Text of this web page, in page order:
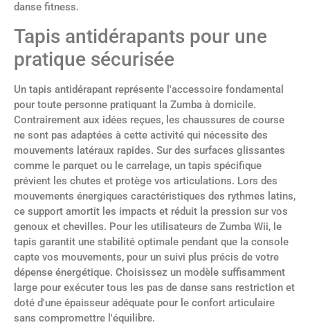
danse fitness.
Tapis antidérapants pour une
pratique sécurisée
Un tapis antidérapant représente l'accessoire fondamental
pour toute personne pratiquant la Zumba à domicile.
Contrairement aux idées reçues, les chaussures de course
ne sont pas adaptées à cette activité qui nécessite des
mouvements latéraux rapides. Sur des surfaces glissantes
comme le parquet ou le carrelage, un tapis spécifique
prévient les chutes et protège vos articulations. Lors des
mouvements énergiques caractéristiques des rythmes latins,
ce support amortit les impacts et réduit la pression sur vos
genoux et chevilles. Pour les utilisateurs de Zumba Wii, le
tapis garantit une stabilité optimale pendant que la console
capte vos mouvements, pour un suivi plus précis de votre
dépense énergétique. Choisissez un modèle suffisamment
large pour exécuter tous les pas de danse sans restriction et
doté d'une épaisseur adéquate pour le confort articulaire
sans compromettre l'équilibre.